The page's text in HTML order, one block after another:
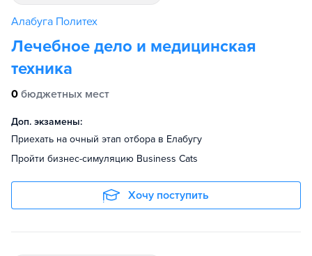
Алабуга Политех
Лечебное дело и медицинская
техника
0 бюджетных мест
Доп. экзамены:
Приехать на очный этап отбора в Елабугу
Пройти бизнес-симуляцию Business Cats
Хочу поступить